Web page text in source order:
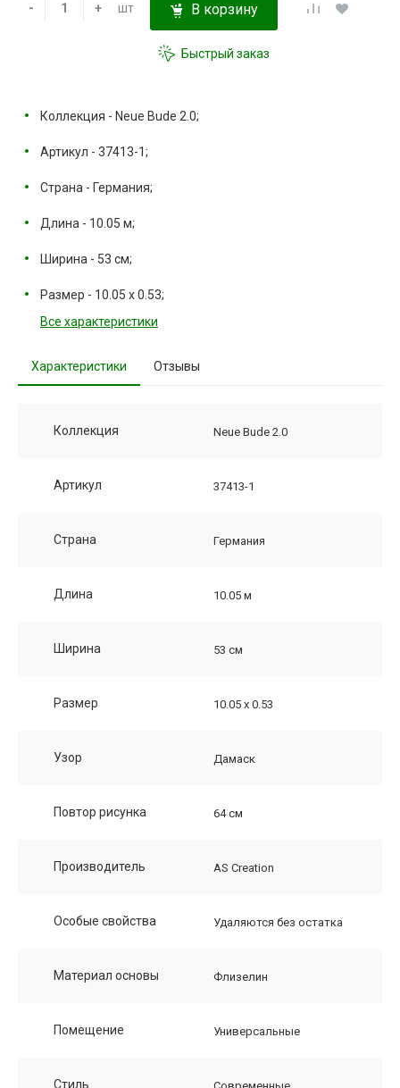
- + шт В корзину
Быстрый заказ
Коллекция - Neue Bude 2.0;
Артикул - 37413-1;
Страна - Германия;
Длина - 10.05 м;
Ширина - 53 см;
Размер - 10.05 х 0.53;
Все характеристики
Характеристики Отзывы
Коллекция Neue Bude 2.0
Артикул 37413-1
Страна Германия
Длина 10.05 м
Ширина 53 см
Размер 10.05 х 0.53
Узор Дамаск
Повтор рисунка 64 см
Производитель AS Creation
Особые свойства Удаляются без остатка
Материал основы Флизелин
Помещение Универсальные
Стиль